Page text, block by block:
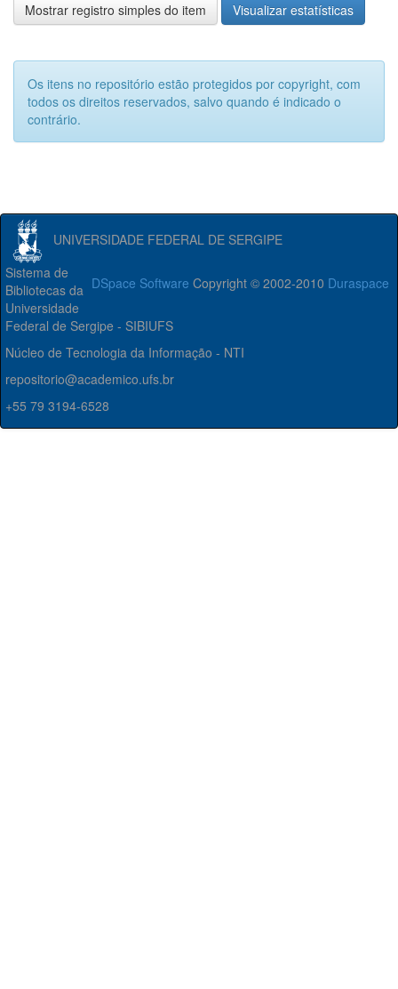
Mostrar registro simples do item Visualizar estatísticas
Os itens no repositório estão protegidos por copyright, com
todos os direitos reservados, salvo quando é indicado o
contrário.
UNIVERSIDADE FEDERAL DE SERGIPE
DSpace Software Copyright © 2002-2010 Duraspace
Sistema de
Bibliotecas da
Universidade
Federal de Sergipe - SIBIUFS
Núcleo de Tecnologia da Informação - NTI
repositorio@academico.ufs.br
+55 79 3194-6528